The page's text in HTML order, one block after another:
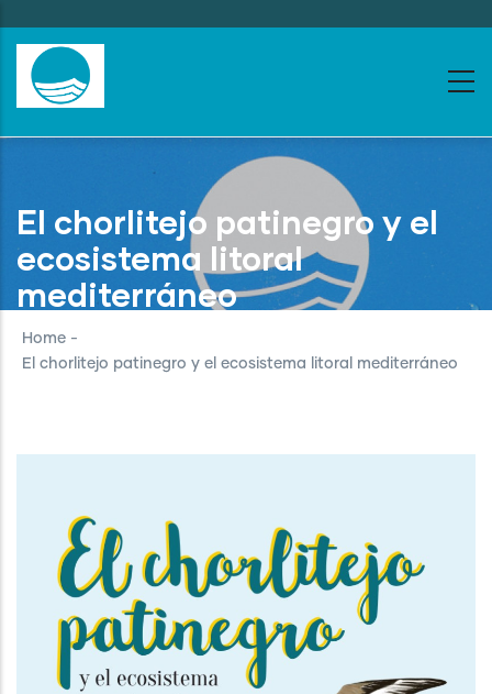
to
main
content
El chorlitejo patinegro y el
ecosistema litoral
mediterráneo
Home -
El chorlitejo patinegro y el ecosistema litoral mediterráneo